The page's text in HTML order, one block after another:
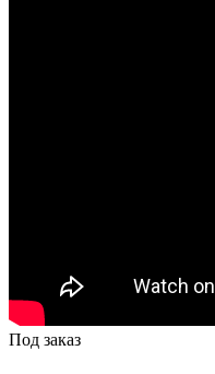
Под заказ